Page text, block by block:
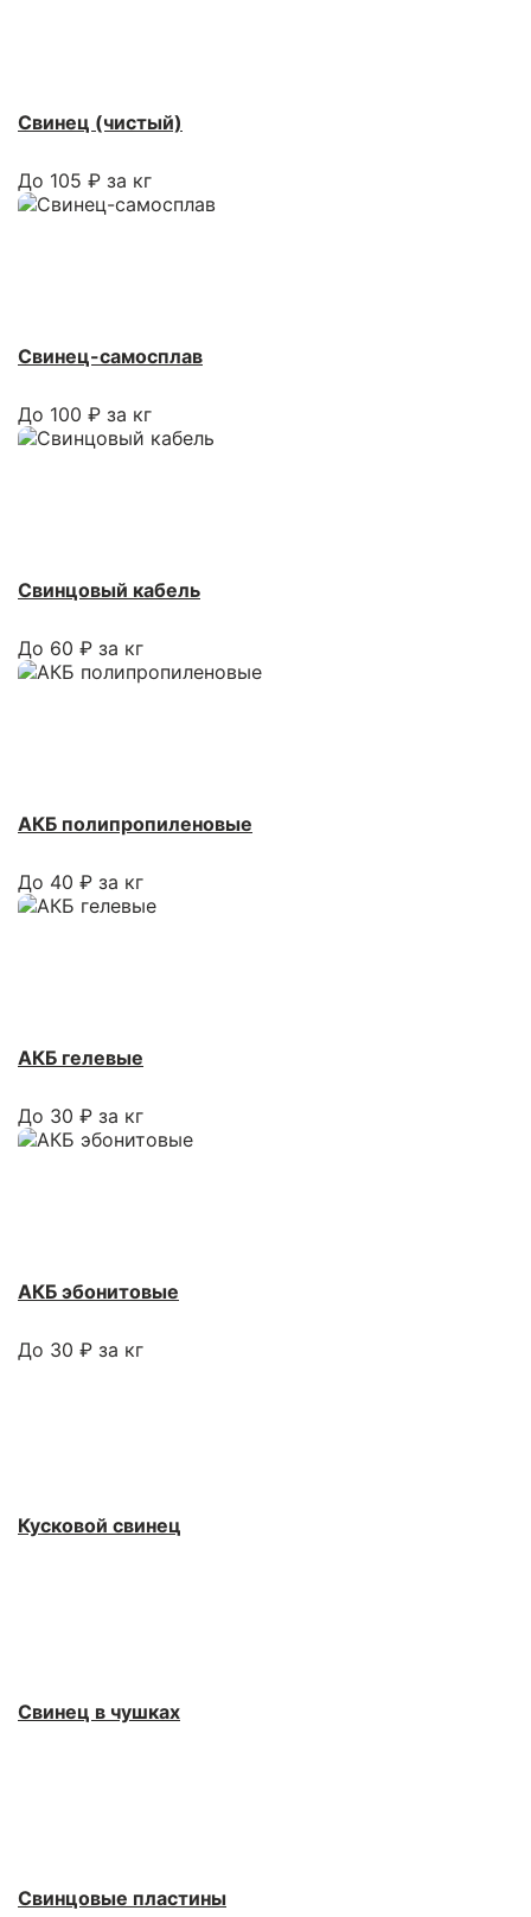
Свинец (чистый)
До 105 ₽ за кг
Свинец-самосплав
До 100 ₽ за кг
Свинцовый кабель
До 60 ₽ за кг
АКБ полипропиленовые
До 40 ₽ за кг
АКБ гелевые
До 30 ₽ за кг
АКБ эбонитовые
До 30 ₽ за кг
Кусковой свинец
Свинец в чушках
Свинцовые пластины